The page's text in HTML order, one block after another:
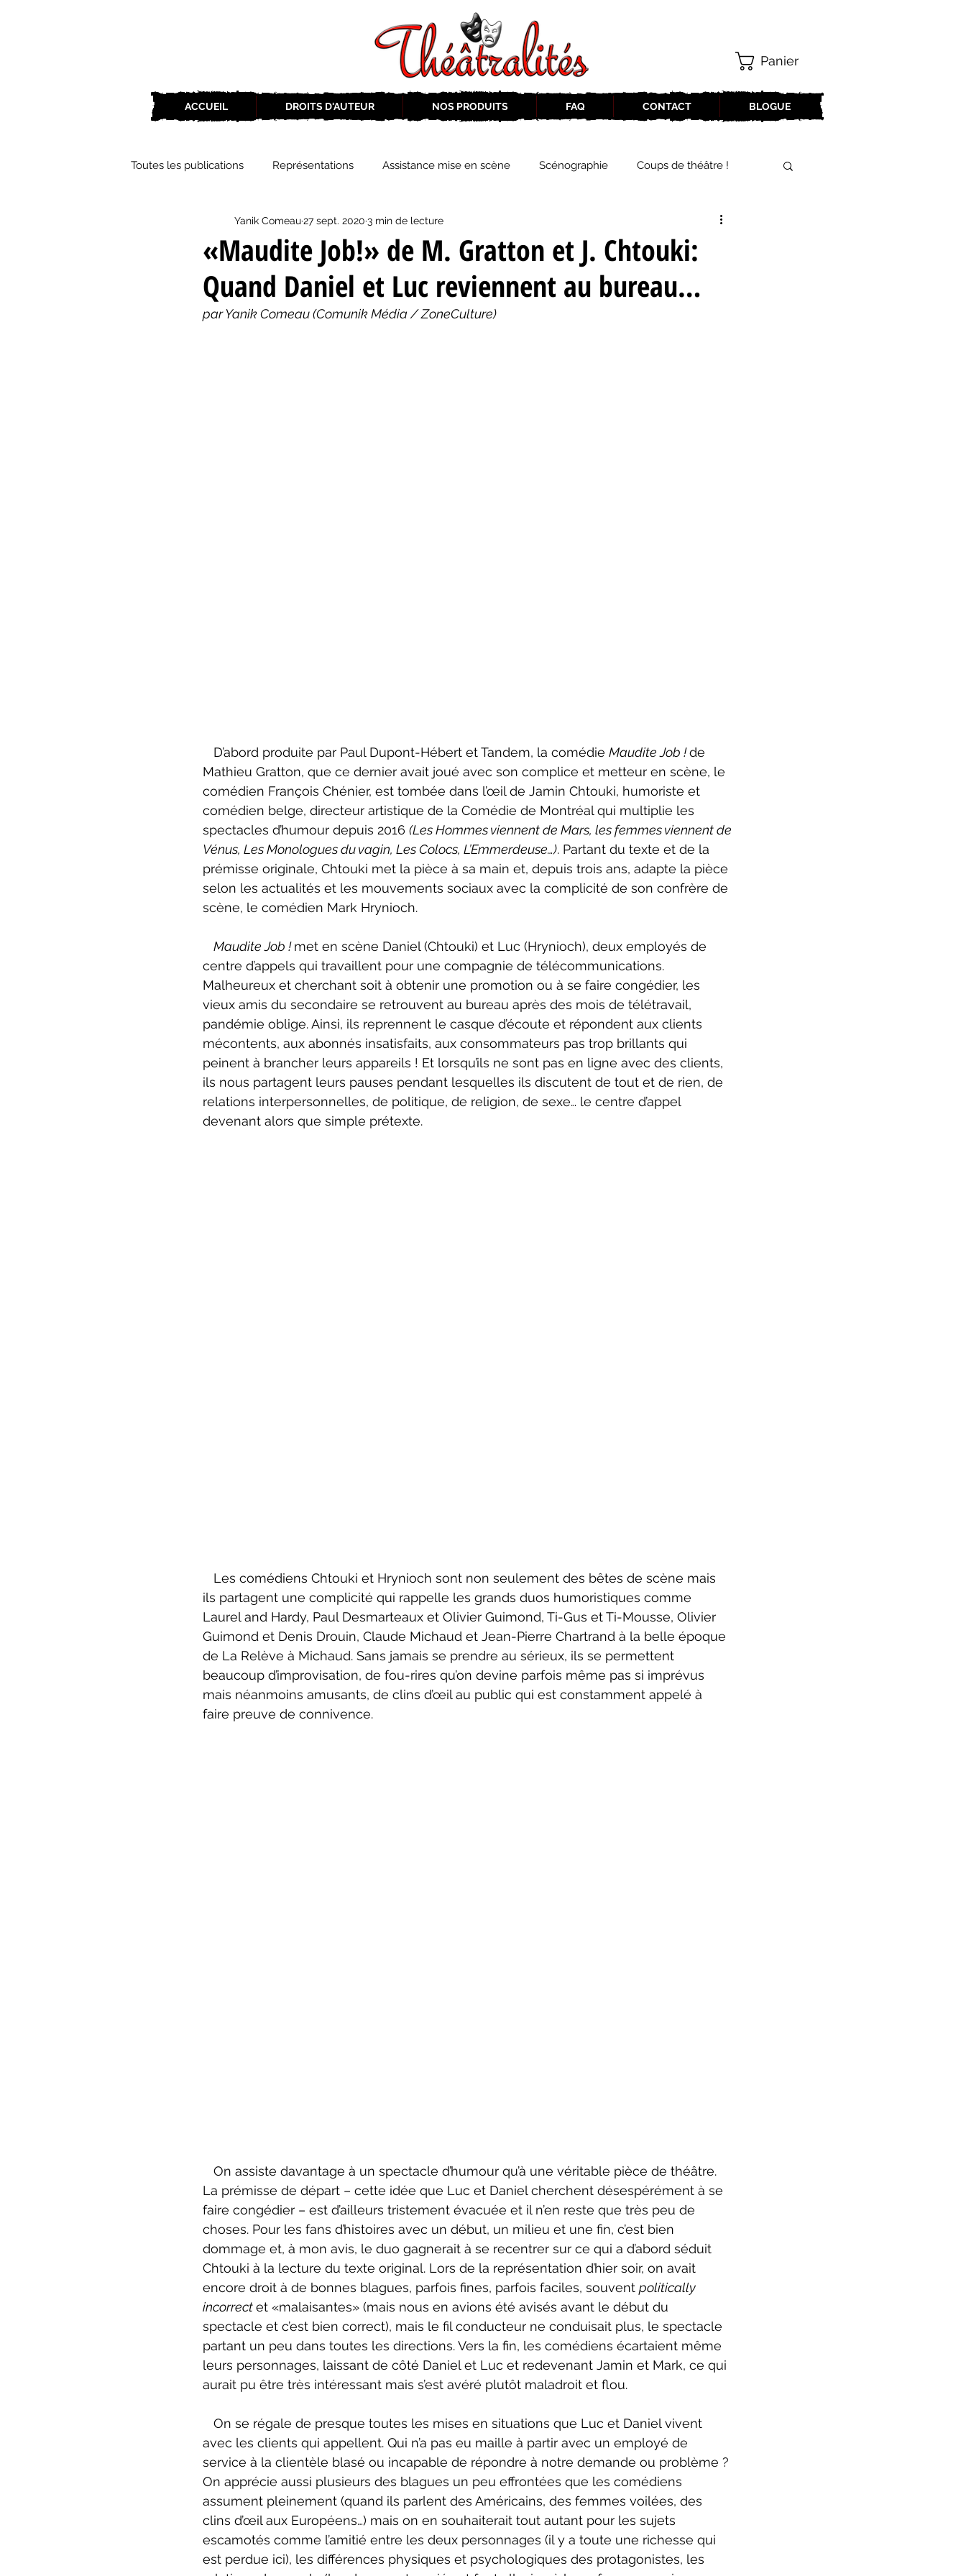
ACCUEIL DROITS D'AUTEUR NOS PRODUITS FAQ CONTACT BLOGUE
Panier
Toutes les publications Représentations Assistance mise en scène Scénographie Coups de théâtre !
ZoneCulture 2019-2020 Éphémérides du théâtre QC
ZoneCulture 2018-2019 ZoneCulture 2020-2021 Journal «BIENVENUE À BORD!» ZoneCulture 2021-2022
«Maudite Job!» de M. Gratton et J. Chtouki:
Quand Daniel et Luc reviennent au bureau…
Yanik Comeau27 sept. 2020 3 min de lecture
par Yanik Comeau (Comunik Média / ZoneCulture)
   D’abord produite par Paul Dupont-Hébert et Tandem, la comédie
Maudite Job ! de
Mathieu Gratton, que ce dernier avait joué avec son complice et metteur en scène, le
comédien François Chénier, est tombée dans l’œil de Jamin Chtouki, humoriste et
comédien belge, directeur artistique de la Comédie de Montréal qui multiplie les
spectacles d’humour depuis 2016 (Les Hommes viennent de Mars, les femmes viennent de
Vénus, Les Monologues du vagin, Les Colocs, L’Emmerdeuse…). Partant du texte et de la
prémisse originale, Chtouki met la pièce à sa main et, depuis trois ans, adapte la pièce
selon les actualités et les mouvements sociaux avec la complicité de son confrère de
scène, le comédien Mark Hrynioch.
Maudite Job ! met en scène Daniel (Chtouki) et Luc (Hrynioch), deux employés de
centre d’appels qui travaillent pour une compagnie de télécommunications.
Malheureux et cherchant soit à obtenir une promotion ou à se faire congédier, les
vieux amis du secondaire se retrouvent au bureau après des mois de télétravail,
pandémie oblige. Ainsi, ils reprennent le casque d’écoute et répondent aux clients
mécontents, aux abonnés insatisfaits, aux consommateurs pas trop brillants qui
peinent à brancher leurs appareils ! Et lorsqu’ils ne sont pas en ligne avec des clients,
ils nous partagent leurs pauses pendant lesquelles ils discutent de tout et de rien, de
relations interpersonnelles, de politique, de religion, de sexe… le centre d’appel
devenant alors que simple prétexte.
ils partagent une complicité qui rappelle les grands duos humoristiques comme
Laurel and Hardy, Paul Desmarteaux et Olivier Guimond, Ti-Gus et Ti-Mousse, Olivier
Guimond et Denis Drouin, Claude Michaud et Jean-Pierre Chartrand à la belle époque
de La Relève à Michaud. Sans jamais se prendre au sérieux, ils se permettent
beaucoup d’improvisation, de fou-rires qu’on devine parfois même pas si imprévus
mais néanmoins amusants, de clins d’œil au public qui est constamment appelé à
faire preuve de connivence.
La prémisse de départ – cette idée que Luc et Daniel cherchent désespérément à se
faire congédier – est d’ailleurs tristement évacuée et il n’en reste que très peu de
choses. Pour les fans d’histoires avec un début, un milieu et une fin, c’est bien
dommage et, à mon avis, le duo gagnerait à se recentrer sur ce qui a d’abord séduit
Chtouki à la lecture du texte original. Lors de la représentation d’hier soir, on avait
encore droit à de bonnes blagues, parfois fines, parfois faciles, souvent politically
incorrect et «malaisantes» (mais nous en avions été avisés avant le début du
spectacle et c’est bien correct), mais le fil conducteur ne conduisait plus, le spectacle
partant un peu dans toutes les directions. Vers la fin, les comédiens écartaient même
leurs personnages, laissant de côté Daniel et Luc et redevenant Jamin et Mark, ce qui
aurait pu être très intéressant mais s’est avéré plutôt maladroit et flou.
avec les clients qui appellent. Qui n’a pas eu maille à partir avec un employé de
service à la clientèle blasé ou incapable de répondre à notre demande ou problème ?
On apprécie aussi plusieurs des blagues un peu effrontées que les comédiens
assument pleinement (quand ils parlent des Américains, des femmes voilées, des
clins d’œil aux Européens…) mais on en souhaiterait tout autant pour les sujets
escamotés comme l’amitié entre les deux personnages (il y a toute une richesse qui
est perdue ici), les différences physiques et psychologiques des protagonistes, les